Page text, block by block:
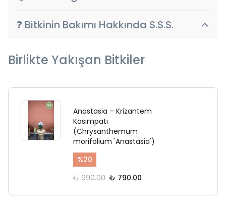
❓ Bitkinin Bakımı Hakkında S.S.S.
Birlikte Yakışan Bitkiler
Anastasia – Krizantem
Kasımpatı
(Chrysanthemum
morifolium 'Anastasia')
%20
₺ 990.00 ₺ 790.00